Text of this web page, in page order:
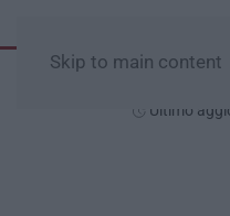
Skip to main content
Ultimo